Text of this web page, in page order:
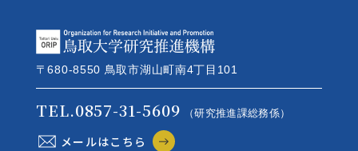
〒680-8550 鳥取市湖山町南4丁目101
TEL.0857-31-5609 （研究推進課総務係）
メールはこちら